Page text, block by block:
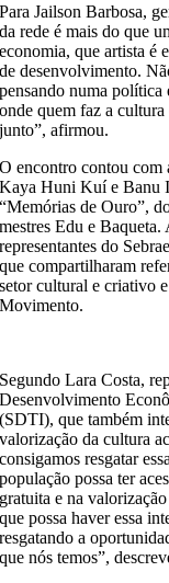
Para Jailson Barbosa,
da rede é mais do que
economia, que artista é
de desenvolvimento.
pensando numa política
onde quem faz a
junto”, afirmou.
O encontro contou com
Kaya Huni Kuí e Banu
“Memórias de Ouro”,
mestres Edu e
representantes do
que compartilharam
setor cultural e criativo
Movimento.
Segundo Lara Costa,
Desenvolvimento
(SDTI), que também
valorização da cultura
consigamos resgatar
população possa ter
gratuita e na
que possa haver essa
resgatando a
que nós temos”,